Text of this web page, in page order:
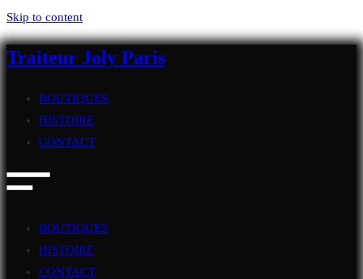
Skip to content
Traiteur Joly Paris
BOUTIQUES
HISTOIRE
CONTACT
BOUTIQUES
HISTOIRE
CONTACT